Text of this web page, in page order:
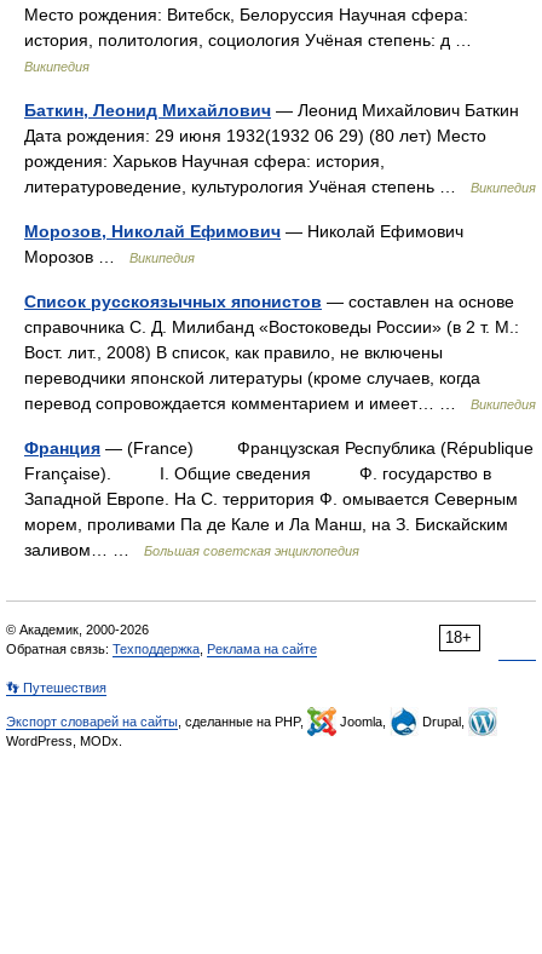
Место рождения: Витебск, Белоруссия Научная сфера:
история, политология, социология Учёная степень: д …
Википедия
Баткин, Леонид Михайлович — Леонид Михайлович Баткин
Дата рождения: 29 июня 1932(1932 06 29) (80 лет) Место
рождения: Харьков Научная сфера: история,
литературоведение, культурология Учёная степень …
Википедия
Морозов, Николай Ефимович — Николай Ефимович
Морозов …
Википедия
Список русскоязычных японистов — составлен на основе
справочника С. Д. Милибанд «Востоковеды России» (в 2 т. М.:
Вост. лит., 2008) В список, как правило, не включены
переводчики японской литературы (кроме случаев, когда
перевод сопровождается комментарием и имеет… …
Википедия
Франция — (France) Французская Республика (République
Française). I. Общие сведения Ф. государство в
Западной Европе. На С. территория Ф. омывается Северным
морем, проливами Па де Кале и Ла Манш, на З. Бискайским
заливом… …
Большая советская энциклопедия
18+
© Академик, 2000-2026
Обратная связь: Техподдержка Реклама на сайте
👣 Путешествия
Экспорт словарей на сайты , сделанные на PHP, Joomla,
Drupal,
WordPress, MODx.